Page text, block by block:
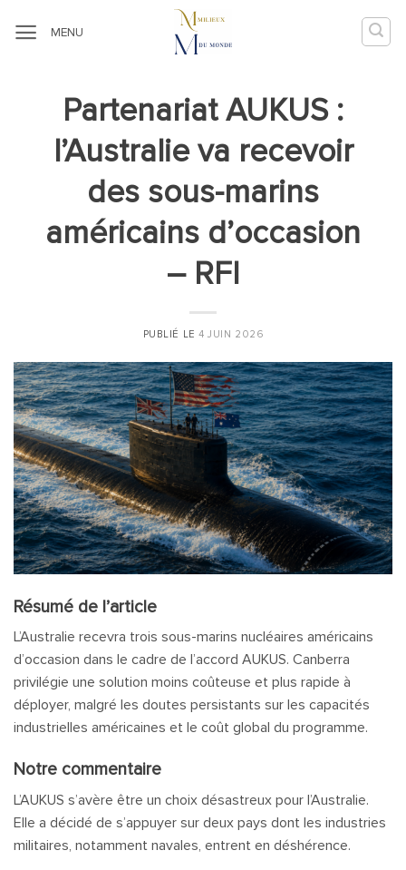
MENU
Partenariat AUKUS :
l’Australie va recevoir
des sous-marins
américains d’occasion
– RFI
PUBLIÉ LE4 JUIN 2026
Résumé de l’article
L’Australie recevra trois sous-marins nucléaires américains
d’occasion dans le cadre de l’accord AUKUS. Canberra
privilégie une solution moins coûteuse et plus rapide à
déployer, malgré les doutes persistants sur les capacités
industrielles américaines et le coût global du programme.
Notre commentaire
L’AUKUS s’avère être un choix désastreux pour l’Australie.
Elle a décidé de s’appuyer sur deux pays dont les industries
militaires, notamment navales, entrent en déshérence.